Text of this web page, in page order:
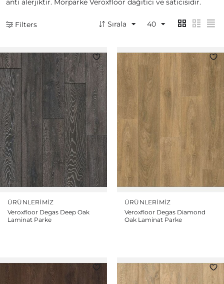
anti alerjiktir. Morparke Veroxfloor dağıtıcı ve satıcısıdır.
Filters Sırala 40
ÜRÜNLERIMIZ
Veroxfloor Degas Deep Oak
Laminat Parke
ÜRÜNLERIMIZ
Veroxfloor Degas Diamond
Oak Laminat Parke